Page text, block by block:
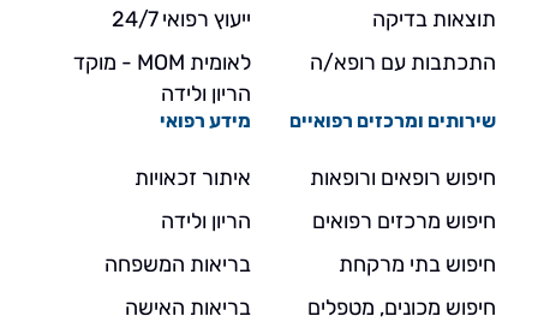
תוצאות בדיקה
התכתבות עם רופא/ה
ייעוץ רפואי 24/7
לאומית MOM - מוקד
הריון ולידה
שירותים ומרכזים רפואיים
חיפוש רופאים ורופאות
חיפוש מרכזים רפואים
חיפוש בתי מרקחת
חיפוש מכונים, מטפלים
מידע רפואי
איתור זכאויות
הריון ולידה
בריאות המשפחה
בריאות האישה